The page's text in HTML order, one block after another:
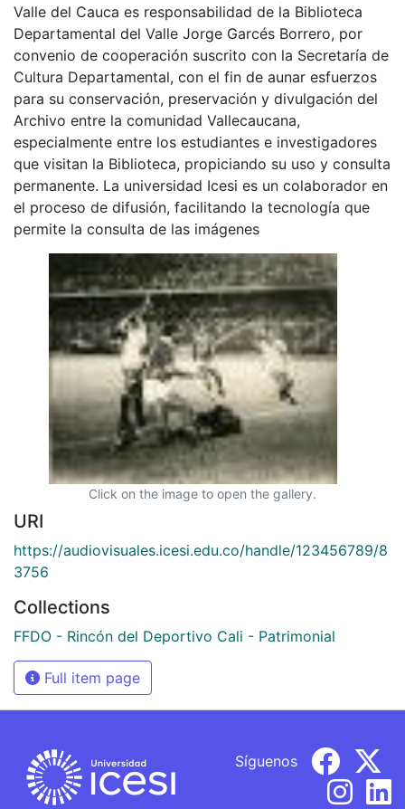
Valle del Cauca es responsabilidad de la Biblioteca
Departamental del Valle Jorge Garcés Borrero, por
convenio de cooperación suscrito con la Secretaría de
Cultura Departamental, con el fin de aunar esfuerzos
para su conservación, preservación y divulgación del
Archivo entre la comunidad Vallecaucana,
especialmente entre los estudiantes e investigadores
que visitan la Biblioteca, propiciando su uso y consulta
permanente. La universidad Icesi es un colaborador en
el proceso de difusión, facilitando la tecnología que
permite la consulta de las imágenes
Click on the image to open the gallery.
URI
https://audiovisuales.icesi.edu.co/handle/123456789/8
3756
Collections
FFDO - Rincón del Deportivo Cali - Patrimonial
Full item page
Síguenos